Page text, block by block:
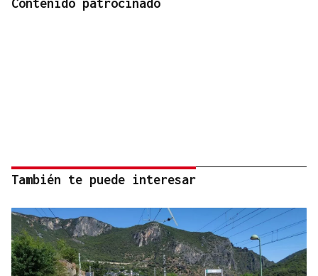
Contenido patrocinado
También te puede interesar